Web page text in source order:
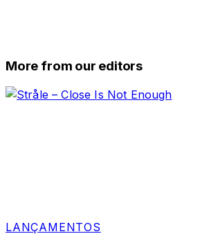
More from our editors
LANÇAMENTOS